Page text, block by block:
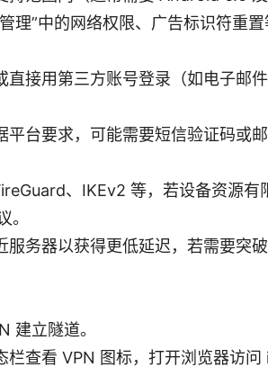
理”中的网络权限、广告标识符重置
直接用第三方账号登录（如电子邮
台要求，可能需要短信验证码或邮
、IKEv2 等，若设备资源有
。
服务器以获得更低延迟，若需要突
建立隧道。
栏查看 VPN 图标，打开浏览器访